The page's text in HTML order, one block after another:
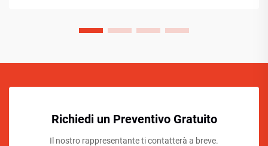
Richiedi un Preventivo Gratuito
Il nostro rappresentante ti contatterà a breve.